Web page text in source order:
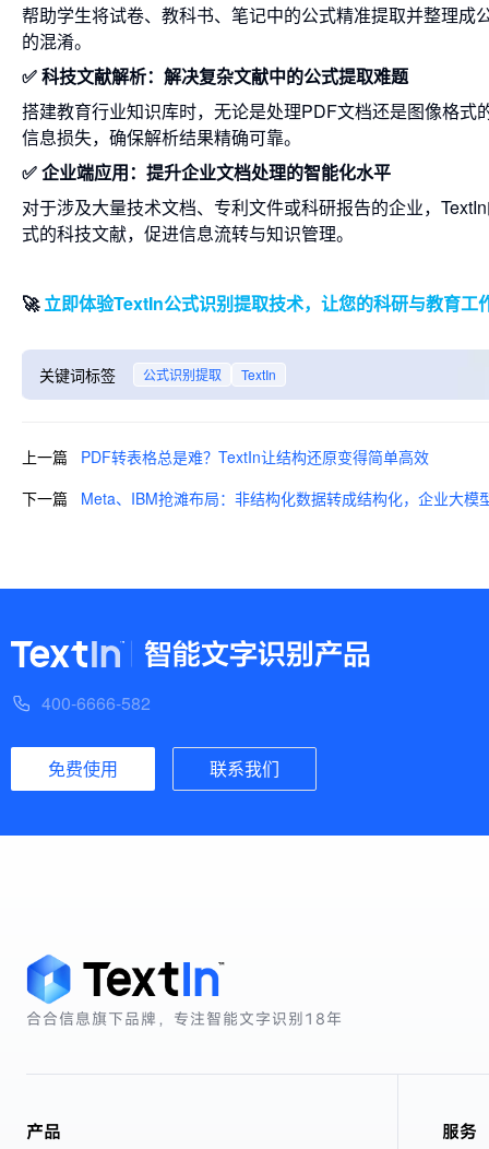
帮助学生将试卷、教科书、笔记中的公式精准提取并整理
的混淆。
✅科技文献解析：解决复杂文献中的公式提取难题
搭建教育行业知识库时， 无论是处理PDF文档还是图像格式
信息损失，确保解析结果精确可靠。
✅企业端应用：提升企业文档处理的智能化水平
对于涉及大量技术文档、专利文件或科研报告的企业，
式的科技文献，促进信息流转与知识管理。
🚀立即体验TextIn公式识别提取技术，让您的科研与教育工
关键词标签 公式识别提取 TextIn
上一篇
PDF转表格总是难？TextIn让结构还原变得简单高效
下一篇
Meta、IBM抢滩布局：非结构化数据转成结构化，企业大模
400-6666-582
免费使用 联系我们
合合信息旗下品牌，专注智能文字识别18年
产品 服务